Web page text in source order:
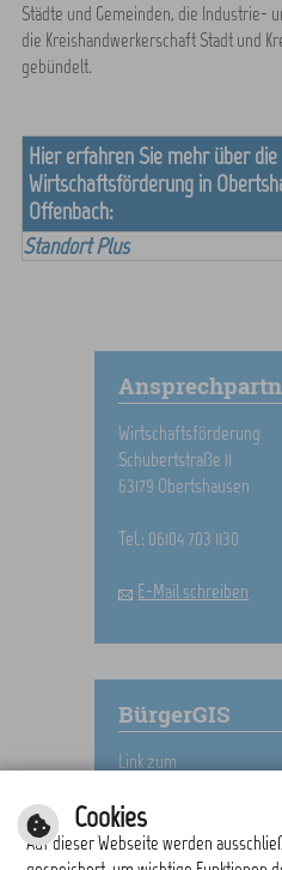
Städte und Gemeinden, die Industrie-
die Kreishandwerkerschaft Stadt und
gebündelt.
Hier erfahren Sie mehr über
Wirtschaftsförderung in
Offenbach:
Standort Plus
Wirtschaftsförderung
Schubertstraße 11
63179 Obertshausen
Tel.: 06104 703 1130
E-Mail schreiben
BürgerGIS
Link zum
Cookies
Auf dieser Webseite werden